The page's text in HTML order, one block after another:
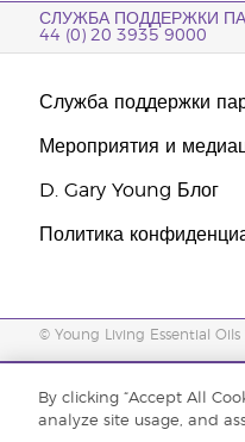
СЛУЖБА ПОДДЕРЖКИ
44 (0) 20 3935 9000
Служба поддержки
Мероприятия и
D. Gary Young Блог
Политика
© Young Living Essential Oils
Этот сайт использует куки для
вашем компьютере.здесь
By clicking “Accept All
analyze site usage, and